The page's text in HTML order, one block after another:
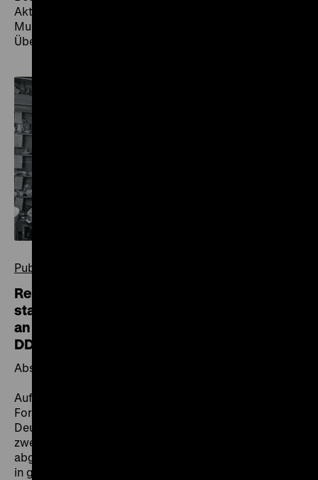
Akteure in Politik, Behörden und der
Museumslandschaft der DDR, die für die
Überweisungen an das Museum verantwortlich waren.
Publikation
Repräsentative Studie zu den Übergaben
staatlicher Institutionen und Organisationen
an das Museum für Deutsche Geschichte der
DDR
Abschlussbericht zum Forschungsprojekt
Auf Grundlage des Zwischenberichts zum
Forschungsprojekt des DHM in Kooperation mit dem
Deutschen Zentrum Kulturgutverluste, das nach dem
zweiten Projektjahr im November 2020
abgeschlossen wurde, liegt nun der Abschlussbericht
in gekürzter Fassung vor.